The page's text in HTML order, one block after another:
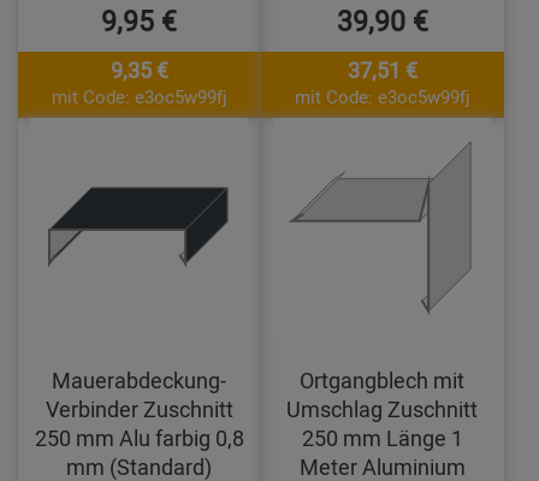
9,95 €
9,35 €
mit Code: e3oc5w99fj
39,90 €
37,51 €
mit Code: e3oc5w99fj
Mauerabdeckung-
Verbinder Zuschnitt
250 mm Alu farbig 0,8
mm (Standard)
Ortgangblech mit
Umschlag Zuschnitt
250 mm Länge 1
Meter Aluminium